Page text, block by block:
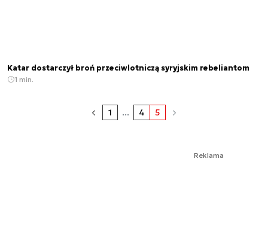
Katar dostarczył broń przeciwlotniczą syryjskim rebeliantom
1 min.
1 ... 4 5
Reklama